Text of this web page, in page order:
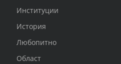
Институции
История
Любопитно
Област